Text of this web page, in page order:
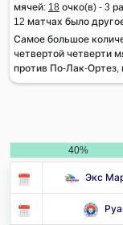
мячей: 18 очко(в) - 3
12 матчах было
Самое большое
четвертой четверти
против По-Лак-Ортез,
40%
Экс